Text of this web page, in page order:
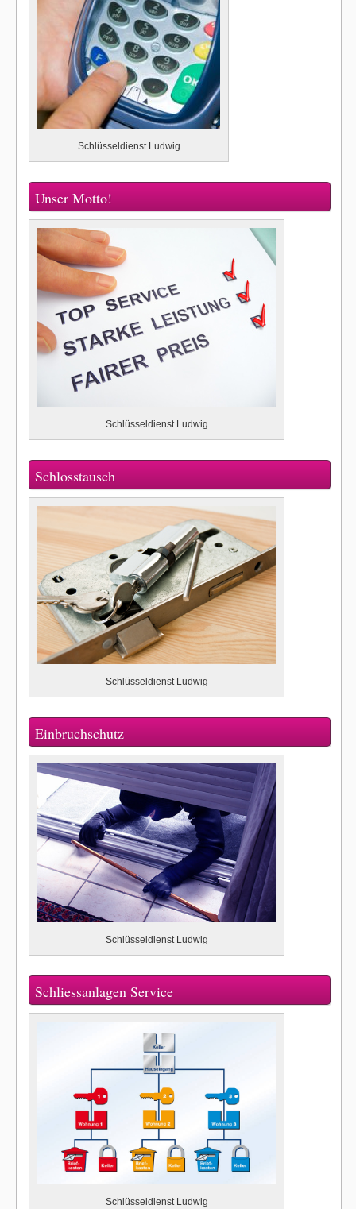
Schlüsseldienst Ludwig
Unser Motto!
Schlüsseldienst Ludwig
Schlosstausch
Schlüsseldienst Ludwig
Einbruchschutz
Schlüsseldienst Ludwig
Schliessanlagen Service
Schlüsseldienst Ludwig